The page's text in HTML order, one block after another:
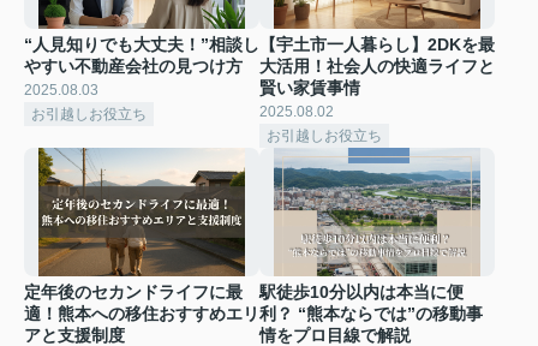
“人見知りでも大丈夫！”相談し
やすい不動産会社の見つけ方
2025.08.03
お引越しお役立ち
【宇土市一人暮らし】2DKを最
大活用！社会人の快適ライフと
賢い家賃事情
2025.08.02
お引越しお役立ち
定年後のセカンドライフに最
適！熊本への移住おすすめエリ
アと支援制度
駅徒歩10分以内は本当に便
利？ “熊本ならでは”の移動事
情をプロ目線で解説